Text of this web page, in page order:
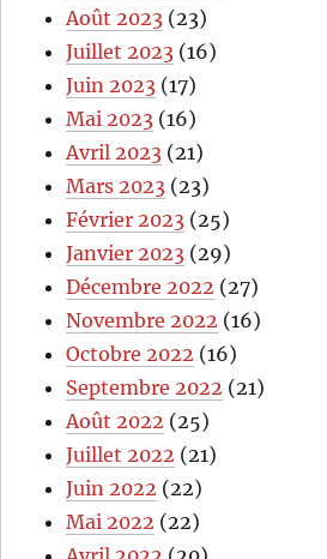
Août 2023 (23)
Juillet 2023 (16)
Juin 2023 (17)
Mai 2023 (16)
Avril 2023 (21)
Mars 2023 (23)
Février 2023 (25)
Janvier 2023 (29)
Décembre 2022 (27)
Novembre 2022 (16)
Octobre 2022 (16)
Septembre 2022 (21)
Août 2022 (25)
Juillet 2022 (21)
Juin 2022 (22)
Mai 2022 (22)